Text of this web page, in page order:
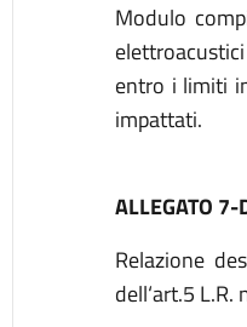
Modulo
entro i limiti
impattati.
ALLEGATO 7-
Relazione
dell‘art.5